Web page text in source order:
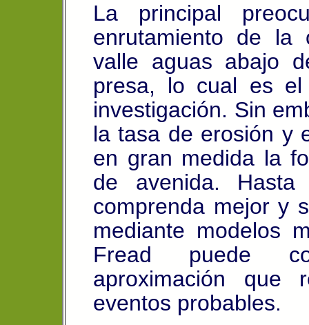
La principal
enrutamiento de la
valle aguas abajo
presa, lo cual es el
investigación. Sin
la tasa de erosión y
en gran medida la
de avenida.
comprenda mejor y
mediante modelos
Fread puede
aproximación
eventos probables.